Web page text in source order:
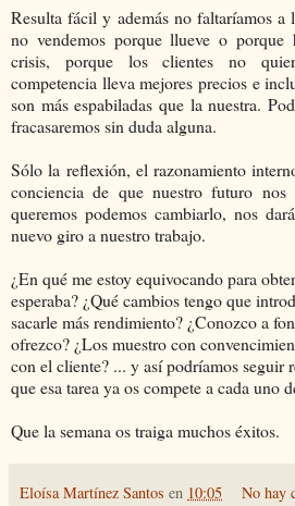
Resulta fácil y además no faltaríamos a
no vendemos porque llueve o
crisis, porque los clientes no
competencia lleva mejores precios e
son más espabiladas que la nuestra.
fracasaremos sin duda alguna.
Sólo la reflexión, el razonamiento
conciencia de que nuestro futuro
queremos podemos cambiarlo, nos
nuevo giro a nuestro trabajo.
¿En qué me estoy equivocando para
esperaba? ¿Qué cambios tengo que
sacarle más rendimiento? ¿Conozco a
ofrezco? ¿Los muestro con
con el cliente? ... y así podríamos seguir
que esa tarea ya os compete a cada uno
Que la semana os traiga muchos éxitos.
Eloísa Martínez Santos en 10:05 No hay